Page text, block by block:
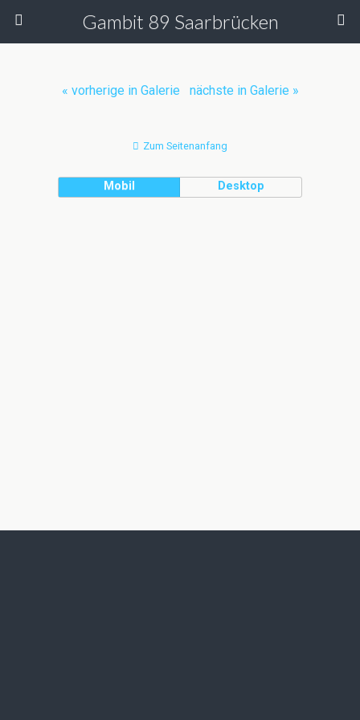
Gambit 89 Saarbrücken
« vorherige in Galerie nächste in Galerie »
Zum Seitenanfang
Mobil Desktop